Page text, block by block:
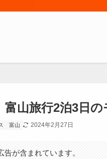
富山旅行2泊3日
富山 2024年2月27日
が含まれています。